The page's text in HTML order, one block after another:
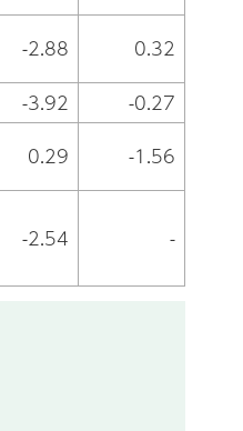
-2.88
0.32
-3.92
-0.27
0.29
-1.56
-2.54 -